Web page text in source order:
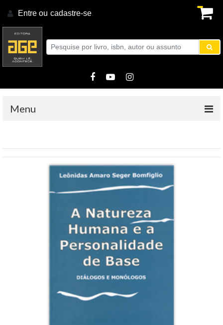
Entre ou cadastre-se.
Menu